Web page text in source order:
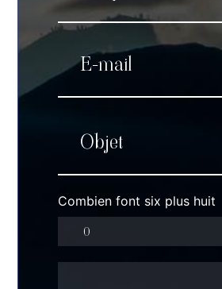
Combien font six plus huit